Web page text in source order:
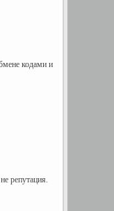
кодами и
репутация.